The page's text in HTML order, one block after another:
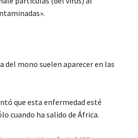
del mono suelen aparecer en las
que esta enfermedad esté
cuando ha salido de África.